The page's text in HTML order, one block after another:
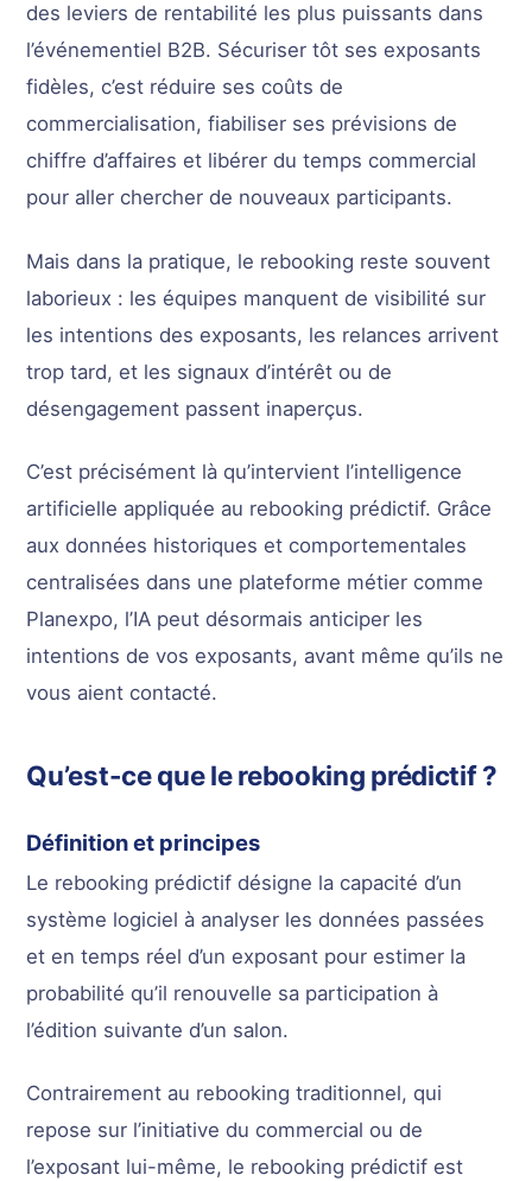
des leviers de rentabilité les plus puissants dans
l’événementiel B2B. Sécuriser tôt ses exposants
fidèles, c’est réduire ses coûts de
commercialisation, fiabiliser ses prévisions de
chiffre d’affaires et libérer du temps commercial
pour aller chercher de nouveaux participants.
Mais dans la pratique, le rebooking reste souvent
laborieux : les équipes manquent de visibilité sur
les intentions des exposants, les relances arrivent
trop tard, et les signaux d’intérêt ou de
désengagement passent inaperçus.
C’est précisément là qu’intervient l’intelligence
artificielle appliquée au rebooking prédictif. Grâce
aux données historiques et comportementales
centralisées dans une plateforme métier comme
Planexpo, l’IA peut désormais anticiper les
intentions de vos exposants, avant même qu’ils ne
vous aient contacté.
Qu’est-ce que le rebooking prédictif ?
Définition et principes
Le rebooking prédictif désigne la capacité d’un
système logiciel à analyser les données passées
et en temps réel d’un exposant pour estimer la
probabilité qu’il renouvelle sa participation à
l’édition suivante d’un salon.
Contrairement au rebooking traditionnel, qui
repose sur l’initiative du commercial ou de
l’exposant lui-même, le rebooking prédictif est